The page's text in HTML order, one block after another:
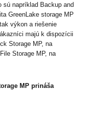
sú napríklad Backup and
GreenLake storage MP
výkon a riešenie
majú k dispozícii
Storage MP, na
Storage MP, na
MP prináša